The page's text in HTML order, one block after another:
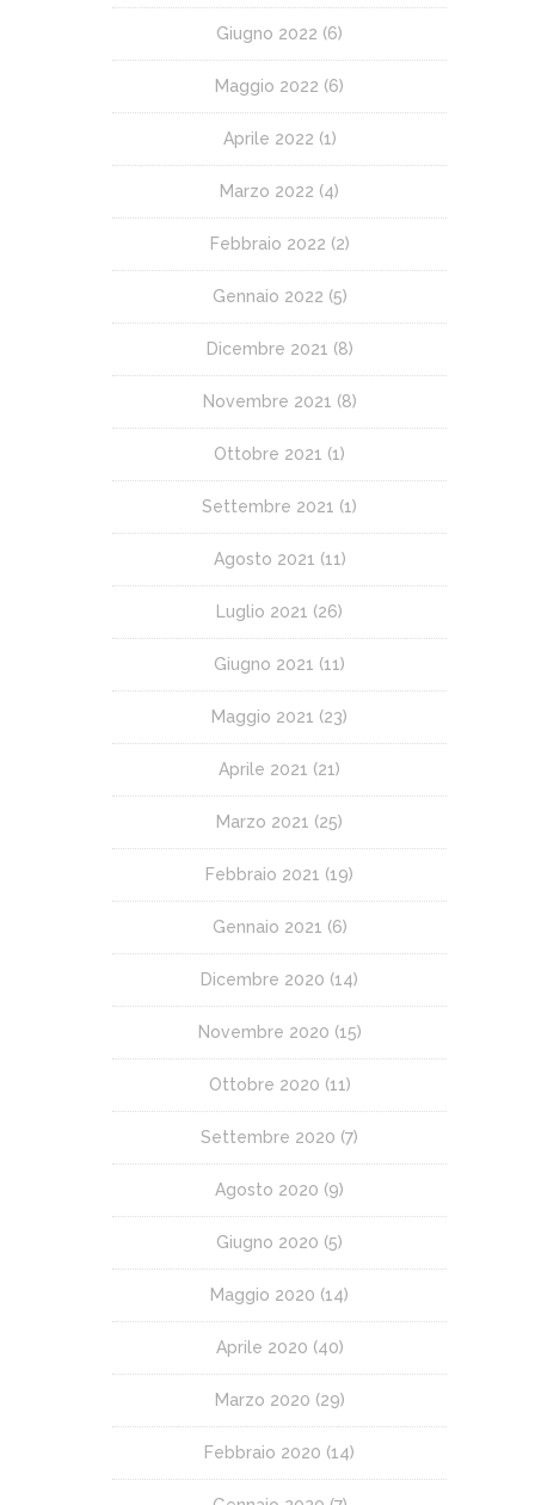
Giugno 2022 (6)
Maggio 2022 (6)
Aprile 2022 (1)
Marzo 2022 (4)
Febbraio 2022 (2)
Gennaio 2022 (5)
Dicembre 2021 (8)
Novembre 2021 (8)
Ottobre 2021 (1)
Settembre 2021 (1)
Agosto 2021 (11)
Luglio 2021 (26)
Giugno 2021 (11)
Maggio 2021 (23)
Aprile 2021 (21)
Marzo 2021 (25)
Febbraio 2021 (19)
Gennaio 2021 (6)
Dicembre 2020 (14)
Novembre 2020 (15)
Ottobre 2020 (11)
Settembre 2020 (7)
Agosto 2020 (9)
Giugno 2020 (5)
Maggio 2020 (14)
Aprile 2020 (40)
Marzo 2020 (29)
Febbraio 2020 (14)